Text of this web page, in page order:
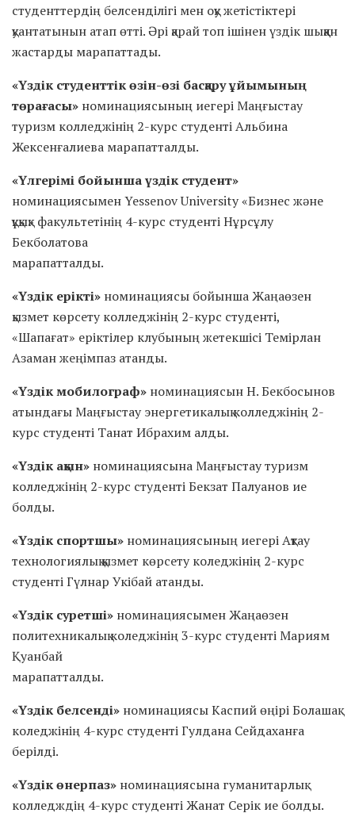
студенттердің белсенділігі мен оқу жетістіктері
қуантатынын атап өтті. Әрі қарай топ ішінен үздік шыққан
жастарды марапаттады.
«Үздік студенттік өзін-өзі басқару ұйымының
төрағасы» номинациясының иегері Маңғыстау
туризм колледжінің 2-курс студенті Альбина
Жексенғалиева марапатталды.
«Үлгерімі бойынша үздік студент»
номинациясымен Yessenov University «Бизнес және
құқық» факультетінің 4-курс студенті Нұрсұлу
Бекболатова
марапатталды.
«Үздік ерікті» номинациясы бойынша Жаңаөзен
қызмет көрсету колледжінің 2-курс студенті,
«Шапағат» еріктілер клубының жетекшісі Темірлан
Азаман жеңімпаз атанды.
«Үздік мобилограф» номинациясын Н. Бекбосынов
атындағы Маңғыстау энергетикалық колледжінің 2-
курс студенті Танат Ибрахим алды.
«Үздік ақын» номинациясына Маңғыстау туризм
колледжінің 2-курс студенті Бекзат Палуанов ие
болды.
«Үздік спортшы» номинациясының иегері Ақтау
технологиялық қызмет көрсету коледжінің 2-курс
студенті Гүлнар Укібай атанды.
«Үздік суретші» номинациясымен Жаңаөзен
политехникалық коледжінің 3-курс студенті Мариям
Қуанбай
марапатталды.
«Үздік белсенді» номинациясы Каспий өңірі Болашақ
коледжінің 4-курс студенті Гулдана Сейдаханға
берілді.
«Үздік өнерпаз» номинациясына гуманитарлық
колледждің 4-курс студенті Жанат Серік ие болды.